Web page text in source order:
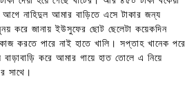
আগে নাহিদুল আমার বাড়িতে এসে টাকার জন্য
করে জানায় ইউসুফের ছোট ছেলেটা কয়েকদিন
করতে পারে নাই হাতে খালি। সপ্তাহ খানেক পরে
করে আমার গায়ে হাত তোলে এ নিয়ে
সাথে।